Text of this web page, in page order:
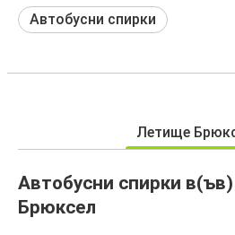
Автобусни спирки
Летище
Автобусни спирки
Брюксел